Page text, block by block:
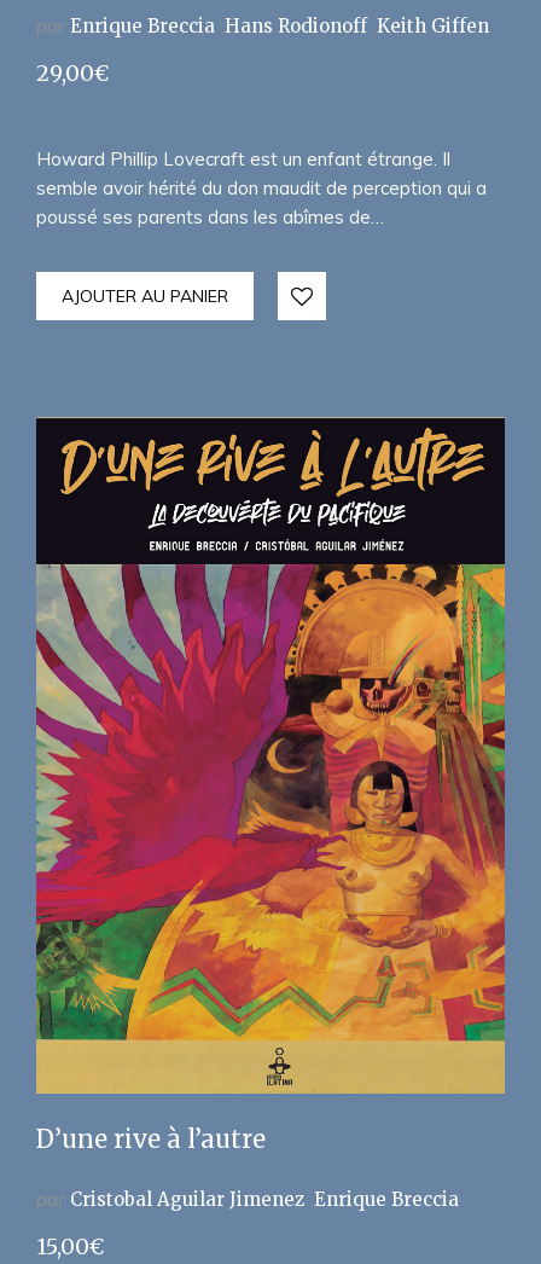
par Enrique Breccia Hans Rodionoff Keith Giffen
29,00€
Howard Phillip Lovecraft est un enfant étrange. Il
semble avoir hérité du don maudit de perception qui a
poussé ses parents dans les abîmes de…
AJOUTER AU PANIER
D’une rive à l’autre
par Cristobal Aguilar Jimenez Enrique Breccia
15,00€